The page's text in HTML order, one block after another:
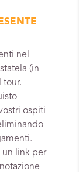
nel
(in
tour.
ospiti
link per